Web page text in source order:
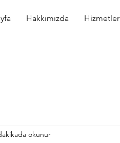
Hakkımızda Hizmetler
okunur